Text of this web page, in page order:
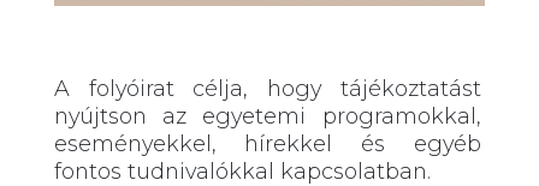
A folyóirat célja, hogy tájékoztatást
nyújtson az egyetemi programokkal,
eseményekkel, hírekkel és egyéb
fontos tudnivalókkal kapcsolatban.